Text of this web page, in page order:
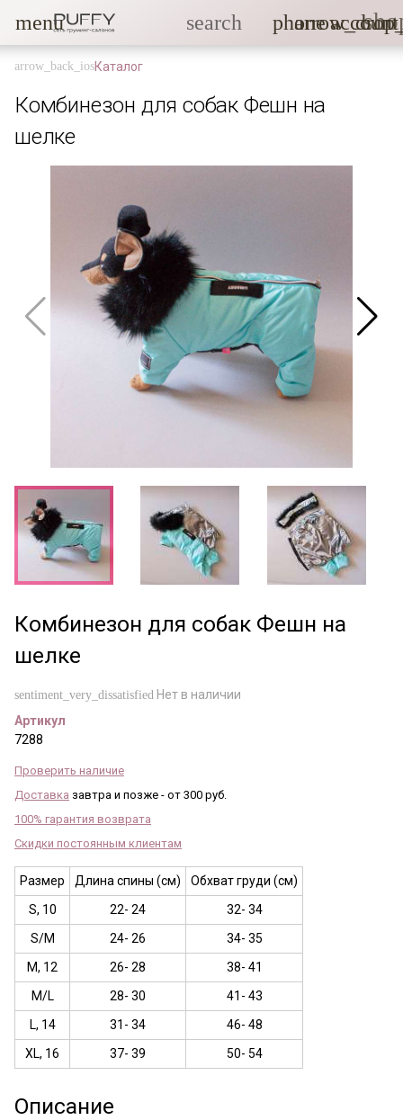
menu search phone
Каталог
Комбинезон для собак Фешн на
шелке
Комбинезон для собак Фешн на
шелке
sentiment_very_dissatisfied Нет в наличии
Артикул
7288
Проверить наличие
Доставка завтра и позже - от 300 руб.
100% гарантия возврата
Скидки постоянным клиентам
Размер Длина спины (см)
Обхват груди (см)
S, 10
22- 24
32- 34
S/M
24- 26
34- 35
M, 12
26- 28
38- 41
M/L
28- 30
41- 43
L, 14
31- 34
46- 48
XL, 16
37- 39 50- 54
Описание